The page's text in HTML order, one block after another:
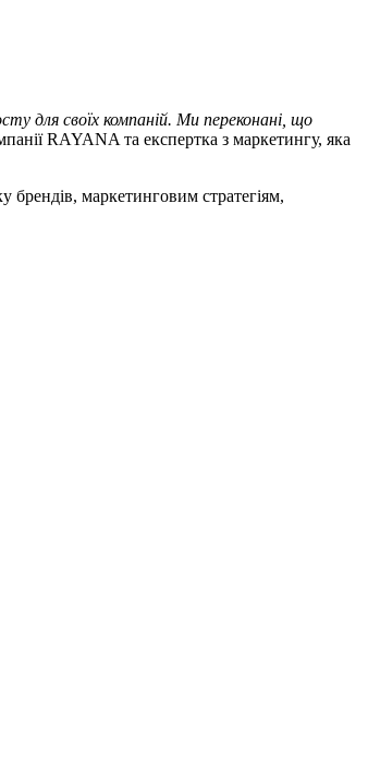
для своїх компаній. Ми переконані, що
RAYANA та експертка з маркетингу, яка
маркетинговим стратегіям,